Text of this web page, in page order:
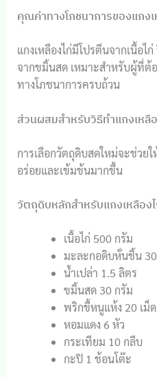
คุณค่าทางโภชนาการของแกงเ
แกงเหลืองไก่มีโปรตีนจากเนื้อ
จากขมิ้นสด เหมาะสำหรับผู้ที่ต้
ทางโภชนาการครบถ้วน
ส่วนผสมสำหรับวิธีทำแกงเหลื
การเลือกวัตถุดิบสดใหม่จะช่วย
อร่อยและเข้มข้นมากขึ้น
วัตถุดิบหลักสำหรับแกงเหลือง
เนื้อไก่ 500 กรัม
มะละกอดิบหั่นชิ้น
น้ำเปล่า 1.5 ลิตร
ขมิ้นสด 30 กรัม
พริกขี้หนูแห้ง 20 เม็ด
หอมแดง 6 หัว
กระเทียม 10 กลีบ
กะปิ 1 ช้อนโต๊ะ